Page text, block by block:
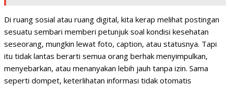
Di ruang sosial atau ruang digital, kita kerap melihat postingan
sesuatu sembari memberi petunjuk soal kondisi kesehatan
seseorang, mungkin lewat foto, caption, atau statusnya. Tapi
itu tidak lantas berarti semua orang berhak menyimpulkan,
menyebarkan, atau menanyakan lebih jauh tanpa izin. Sama
seperti dompet, keterlihatan informasi tidak otomatis